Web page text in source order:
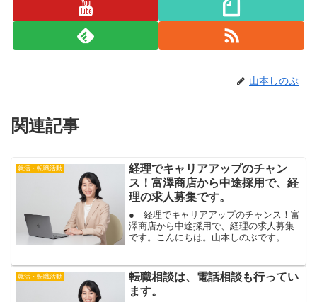
山本しのぶ
関連記事
就活・転職活動
経理でキャリアアップのチャン
ス！富澤商店から中途採用で、経
理の求人募集です。
● 経理でキャリアアップのチャンス！富
澤商店から中途採用で、経理の求人募集
です。こんにちは。山本しのぶです。株
の求人詳細は、こちら。月次決算の実務
経験があれば、応募可能...
就活・転職活動
転職相談は、電話相談も行ってい
ます。